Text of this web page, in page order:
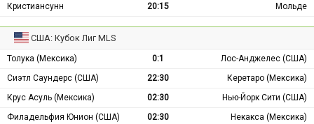
Кристиансунн
20:15 Мольде
США: Кубок Лиг MLS
Толука (Мексика) 0:1
Лос-Анджелес (США)
Сиэтл Саундерс (США)
22:30
Керетаро (Мексика)
Крус Асуль (Мексика)
02:30
Нью-Йорк Сити (США)
Филадельфия Юнион (США)
02:30
Некакса (Мексика)